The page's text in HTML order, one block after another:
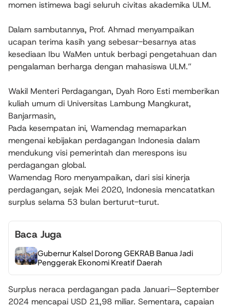
momen istimewa bagi seluruh civitas akademika ULM.
Dalam sambutannya, Prof. Ahmad menyampaikan
ucapan terima kasih yang sebesar-besarnya atas
kesediaan Ibu WaMen untuk berbagi pengetahuan dan
pengalaman berharga dengan mahasiswa ULM.”
Wakil Menteri Perdagangan, Dyah Roro Esti memberikan
kuliah umum di Universitas Lambung Mangkurat,
Banjarmasin,
Pada kesempatan ini, Wamendag memaparkan
mengenai kebijakan perdagangan Indonesia dalam
mendukung visi pemerintah dan merespons isu
perdagangan global.
Wamendag Roro menyampaikan, dari sisi kinerja
perdagangan, sejak Mei 2020, Indonesia mencatatkan
surplus selama 53 bulan berturut-turut.
Baca Juga
Gubernur Kalsel Dorong GEKRAB Banua Jadi
Penggerak Ekonomi Kreatif Daerah
Surplus neraca perdagangan pada Januari—September
2024 mencapai USD 21,98 miliar. Sementara, capaian